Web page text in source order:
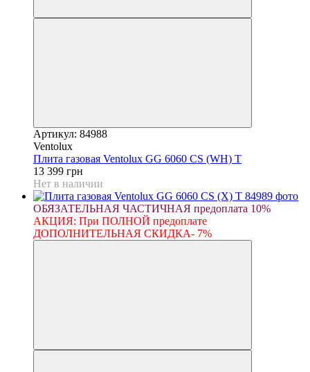
Артикул: 84988
Ventolux
Плита газовая Ventolux GG 6060 CS (WH) T
13 399 грн
Нет в наличии
ОБЯЗАТЕЛЬНАЯ ЧАСТИЧНАЯ предоплата 10%
АКЦИЯ: При ПОЛНОЙ предоплате
ДОПОЛНИТЕЛЬНАЯ СКИДКА- 7%